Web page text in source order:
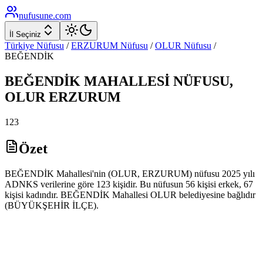
nufusune.com
İl Seçiniz
Türkiye Nüfusu / ERZURUM Nüfusu / OLUR Nüfusu /
BEĞENDİK
BEĞENDİK MAHALLESİ NÜFUSU,
OLUR ERZURUM
123
Özet
BEĞENDİK Mahallesi'nin (OLUR, ERZURUM) nüfusu 2025 yılı
ADNKS verilerine göre 123 kişidir. Bu nüfusun 56 kişisi erkek, 67
kişisi kadındır. BEĞENDİK Mahallesi OLUR belediyesine bağlıdır
(BÜYÜKŞEHİR İLÇE).